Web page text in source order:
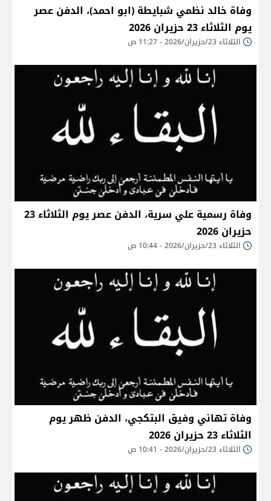
وفاة خالد نظمي شبايطة (ابو احمد)، الدفن عصر
يوم الثلاثاء 23 حزيران 2026
الثلاثاء 23/حزيران/2026 - 11:27 ص
وفاة رسمية علي سرية، الدفن عصر يوم الثلاثاء 23
حزيران 2026
الثلاثاء 23/حزيران/2026 - 10:44 ص
وفاة تهاني وفيق البتكجي، الدفن ظهر يوم
الثلاثاء 23 حزيران 2026
الثلاثاء 23/حزيران/2026 - 10:41 ص